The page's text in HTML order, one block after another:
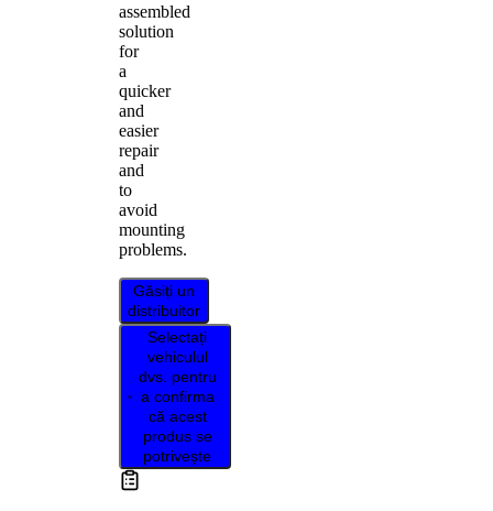
assembled
solution
for
a
quicker
and
easier
repair
and
to
avoid
mounting
problems.
Găsiți un
distribuitor
Selectați
vehiculul
dvs. pentru
a confirma
că acest
produs se
potrivește